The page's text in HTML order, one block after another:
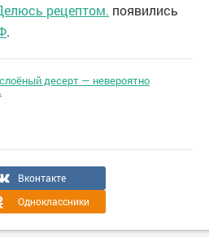
рецептом. появились
.
десерт — невероятно
Вконтакте
Одноклассники